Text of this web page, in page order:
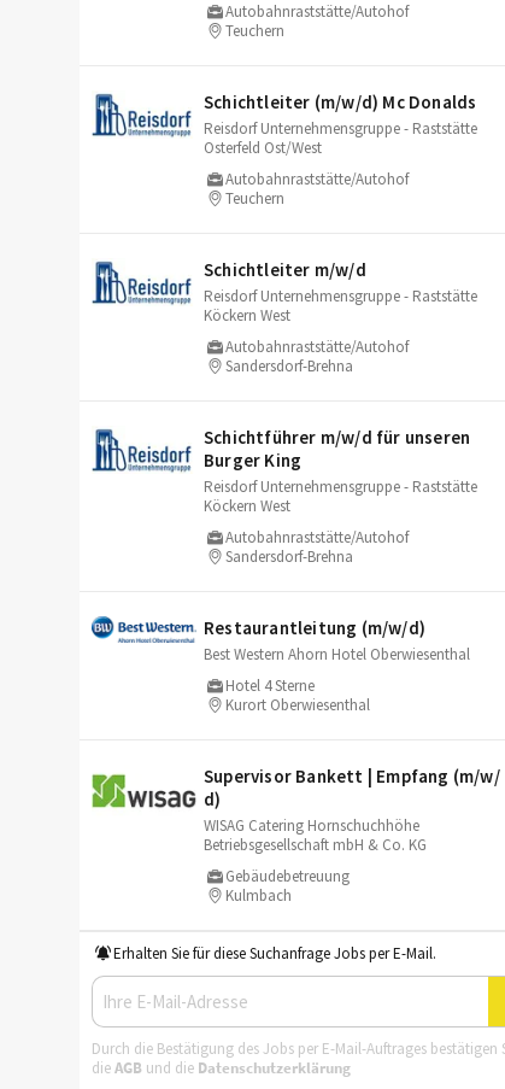
Autobahnraststätte/Autohof
Teuchern
Schichtleiter (m/​w/​d) Mc Donalds
Reisdorf Unternehmensgruppe - Raststätte
Osterfeld Ost/West
Autobahnraststätte/Autohof
Teuchern
Schichtleiter m/​w/​d
Reisdorf Unternehmensgruppe - Raststätte
Köckern West
Autobahnraststätte/Autohof
Sandersdorf-Brehna
Schichtführer m/​w/​d für unseren
Burger King
Reisdorf Unternehmensgruppe - Raststätte
Köckern West
Autobahnraststätte/Autohof
Sandersdorf-Brehna
Restaurantleitung (m/​w/​d)
Best Western Ahorn Hotel Oberwiesenthal
Hotel 4 Sterne
Kurort Oberwiesenthal
Supervisor Bankett | Empfang (m/​w/​
d)
WISAG Catering Hornschuchhöhe
Betriebsgesellschaft mbH & Co. KG
Gebäudebetreuung
Kulmbach
Erhalten Sie für diese Suchanfrage Jobs per E-Mail.
Durch die Bestätigung des Jobs per E-Mail-Auftrages bestätigen
dieAGB und die Datenschutzerklärung